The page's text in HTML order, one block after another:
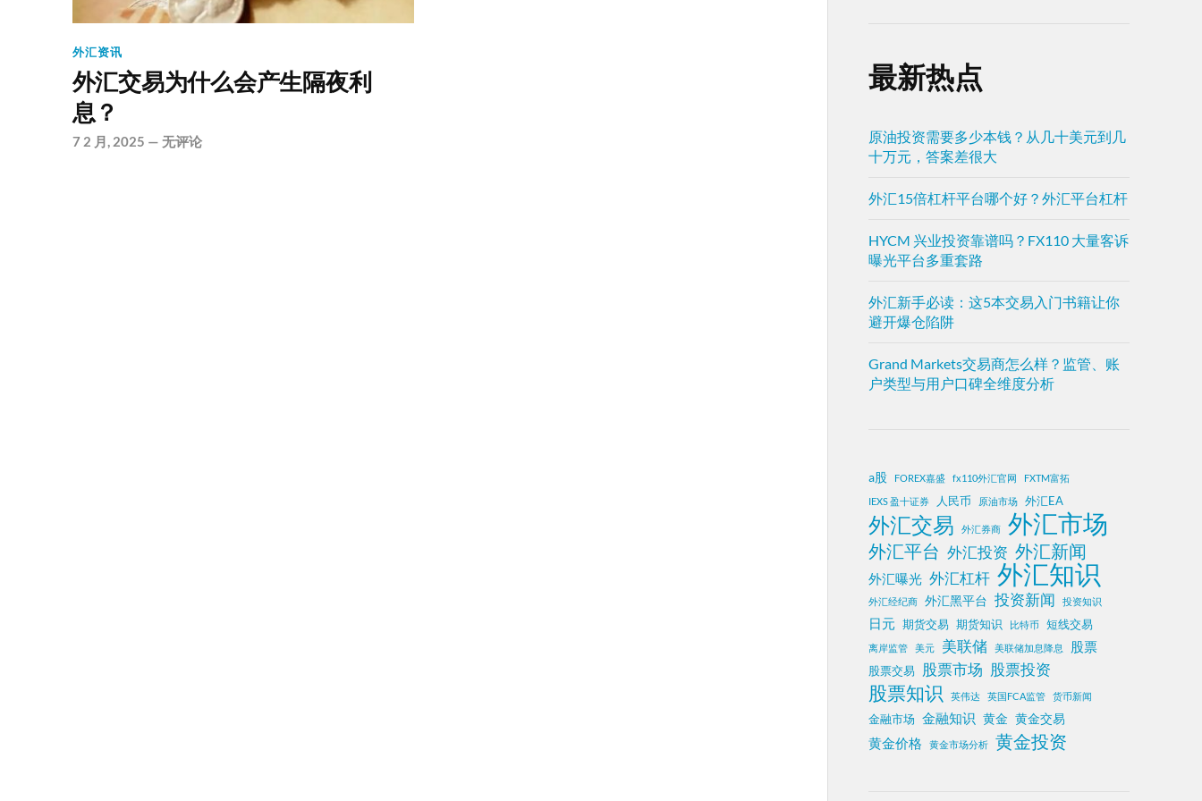
外汇资讯
外汇交易为什么会产生隔夜利
息？
7 2 月, 2025 — 无评论
最新热点
原油投资需要多少本钱？从几十美元到几
十万元，答案差很大
外汇15倍杠杆平台哪个好？外汇平台杠杆
HYCM 兴业投资靠谱吗？FX110 大量客诉
曝光平台多重套路
外汇新手必读：这5本交易入门书籍让你
避开爆仓陷阱
Grand Markets交易商怎么样？监管、账
户类型与用户口碑全维度分析
a股 FOREX嘉盛 fx110外汇官网
FXTM富拓
IEXS 盈十证券
人民币 原油市场 外汇EA
外汇交易 外汇券商 外汇市场
外汇平台 外汇投资 外汇新闻
外汇曝光 外汇杠杆 外汇知识
外汇经纪商 外汇黑平台 投资新闻 投资知识
日元 期货交易 期货知识 比特币 短线交易
离岸监管 美元 美联储 美联储加息降息 股票
股票交易 股票市场 股票投资
股票知识 英伟达 英国FCA监管 货币新闻
金融市场 金融知识 黄金 黄金交易
黄金价格 黄金市场分析 黄金投资